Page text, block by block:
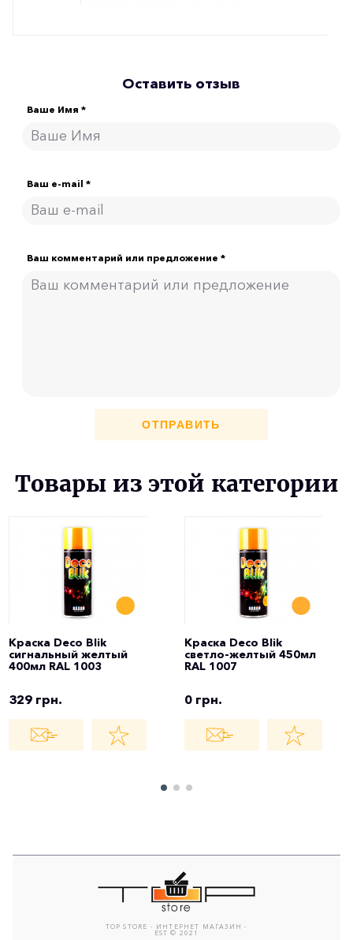
Оставить отзыв
Ваше Имя *
Ваш e-mail *
Ваш комментарий или предложение *
ОТПРАВИТЬ
Товары из этой категории
Краска Deco Blik
сигнальный желтый
400мл RAL 1003
329 грн.
Краска Deco Blik
светло-желтый 450мл
RAL 1007
0 грн.
TOP STORE - ИНТЕРНЕТ МАГАЗИН -
EST © 2021